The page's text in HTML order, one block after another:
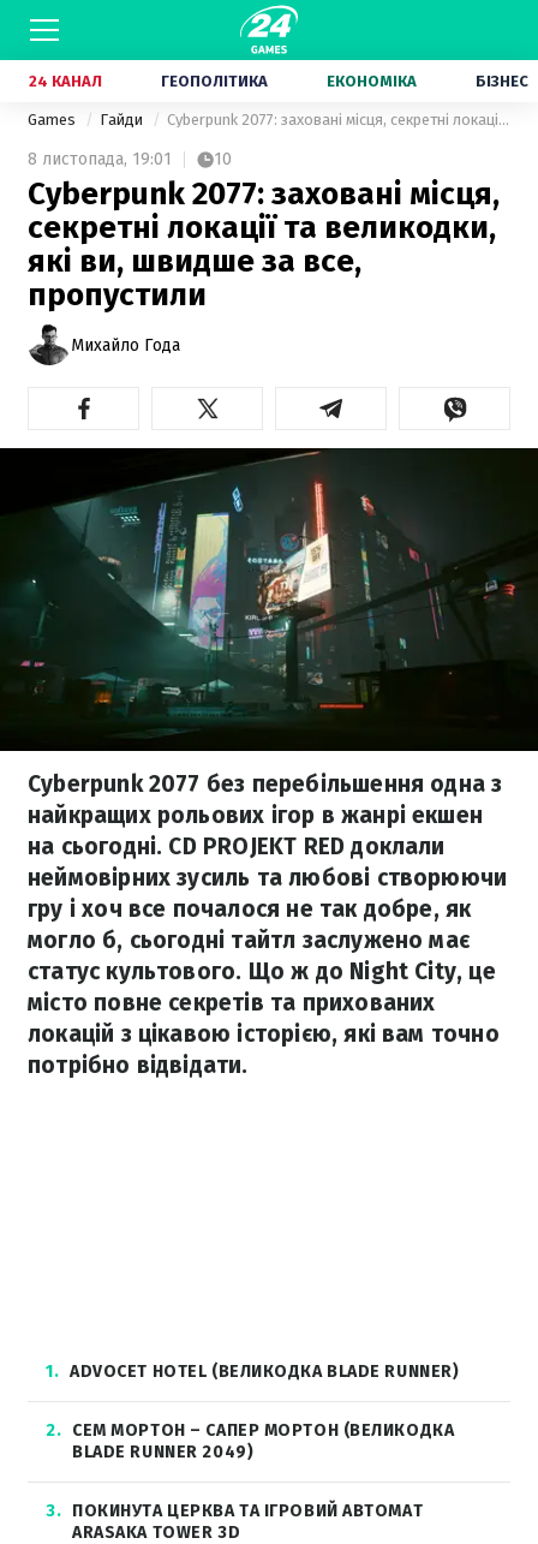
24 КАНАЛ ГЕОПОЛІТИКА ЕКОНОМІКА БІЗНЕС
Games Гайди Cyberpunk 2077: заховані місця, секретні локації та великодки, які ви, швидше за все, пропустили
8 листопада, 19:01 10
Cyberpunk 2077: заховані місця,
секретні локації та великодки,
які ви, швидше за все,
пропустили
Михайло Года
Cyberpunk 2077 без перебільшення одна з
найкращих рольових ігор в жанрі екшен
на сьогодні. CD PROJEKT RED доклали
неймовірних зусиль та любові створюючи
гру і хоч все почалося не так добре, як
могло б, сьогодні тайтл заслужено має
статус культового. Що ж до Night City, це
місто повне секретів та прихованих
локацій з цікавою історією, які вам точно
потрібно відвідати.
1 ADVOCET HOTEL (ВЕЛИКОДКА BLADE RUNNER)
2
СЕМ МОРТОН – САПЕР МОРТОН (ВЕЛИКОДКА
BLADE RUNNER 2049)
3
ПОКИНУТА ЦЕРКВА ТА ІГРОВИЙ АВТОМАТ
ARASAKA TOWER 3D